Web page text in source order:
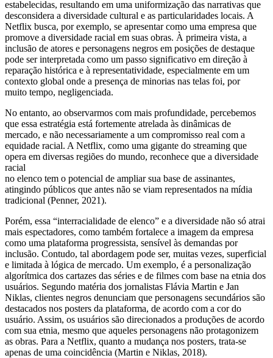
estabelecidas, resultando em uma uniformização das narrativas que
desconsidera a diversidade cultural e as particularidades locais. A
Netflix busca, por exemplo, se apresentar como uma empresa que
promove a diversidade racial em suas obras. À primeira vista, a
inclusão de atores e personagens negros em posições de destaque
pode ser interpretada como um passo significativo em direção à
reparação histórica e à representatividade, especialmente em um
contexto global onde a presença de minorias nas telas foi, por
muito tempo, negligenciada.
No entanto, ao observarmos com mais profundidade, percebemos
que essa estratégia está fortemente atrelada às dinâmicas de
mercado, e não necessariamente a um compromisso real com a
equidade racial. A Netflix, como uma gigante do streaming que
opera em diversas regiões do mundo, reconhece que a diversidade
racial
no elenco tem o potencial de ampliar sua base de assinantes,
atingindo públicos que antes não se viam representados na mídia
tradicional (Penner, 2021).
Porém, essa “interracialidade de elenco” e a diversidade não só atrai
mais espectadores, como também fortalece a imagem da empresa
como uma plataforma progressista, sensível às demandas por
inclusão. Contudo, tal abordagem pode ser, muitas vezes, superficial
e limitada à lógica de mercado. Um exemplo, é a personalização
algorítmica dos cartazes das séries e de filmes com base na etnia dos
usuários. Segundo matéria dos jornalistas Flávia Martin e Jan
Niklas, clientes negros denunciam que personagens secundários são
destacados nos posters da plataforma, de acordo com a cor do
usuário. Assim, os usuários são direcionados a produções de acordo
com sua etnia, mesmo que aqueles personagens não protagonizem
as obras. Para a Netflix, quanto a mudança nos posters, trata-se
apenas de uma coincidência (Martin e Niklas, 2018).